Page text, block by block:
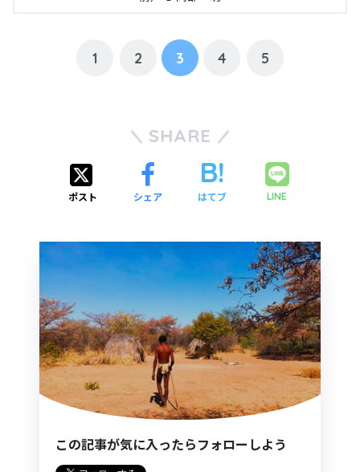
1 2 3 4 5
SHARE
ポスト シェア はてブ LINE
この記事が気に入ったらフォローしよう